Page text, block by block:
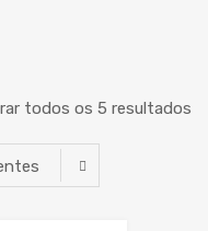
todos os 5 resultados